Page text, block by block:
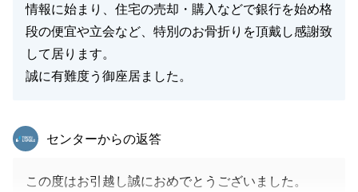
情報に始まり、住宅の売却・購入などで銀行を始め格
段の便宜や立会など、特別のお骨折りを頂戴し感謝致
して居ります。
誠に有難度う御座居ました。
東急リバブル
センターからの返答
この度はお引越し誠におめでとうございました。